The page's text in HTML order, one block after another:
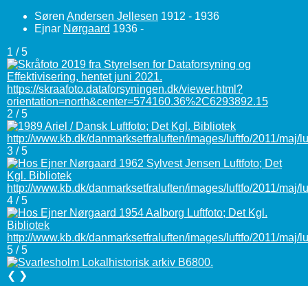
Søren Andersen Jellesen 1912 - 1936
Ejnar Nørgaard 1936 -
1 / 5
2 / 5
3 / 5
4 / 5
5 / 5
❮ ❯